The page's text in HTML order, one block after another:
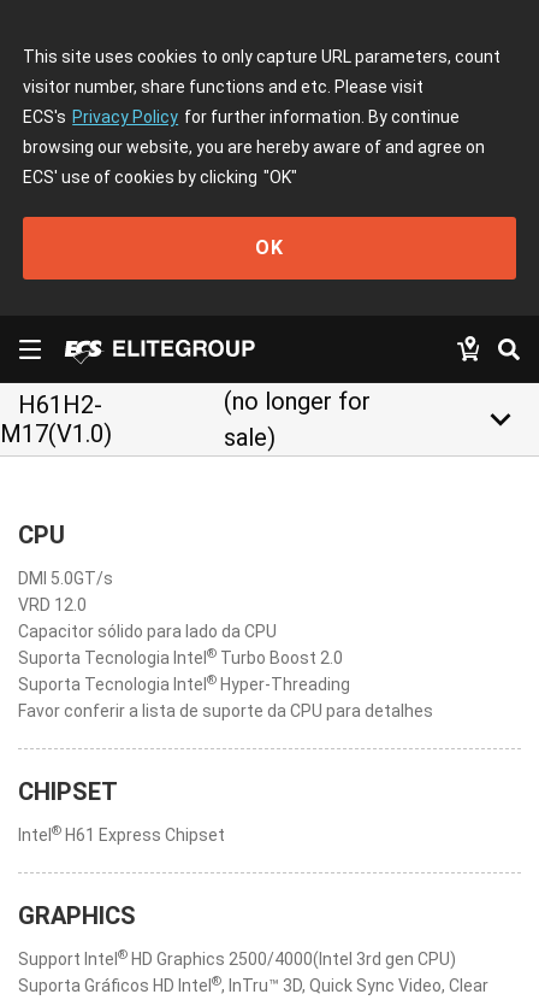
This site uses cookies to only capture URL parameters, count
visitor number, share functions and etc. Please visit
ECS's Privacy Policy for further information. By continue
browsing our website, you are hereby aware of and agree on
ECS' use of cookies by clicking "OK"
OK
H61H2-
M17(V1.0)
(no longer for
sale)
keyboard_arrow_down
CPU
DMI 5.0GT/s
VRD 12.0
Capacitor sólido para lado da CPU
Suporta Tecnologia Intel ® Turbo Boost 2.0
Suporta Tecnologia Intel ® Hyper-Threading
Favor conferir a lista de suporte da CPU para detalhes
CHIPSET
Intel ® H61 Express Chipset
GRAPHICS
Support Intel ® HD Graphics 2500/4000(Intel 3rd gen CPU)
Suporta Gráficos HD Intel ®, InTru™ 3D, Quick Sync Video, Clear